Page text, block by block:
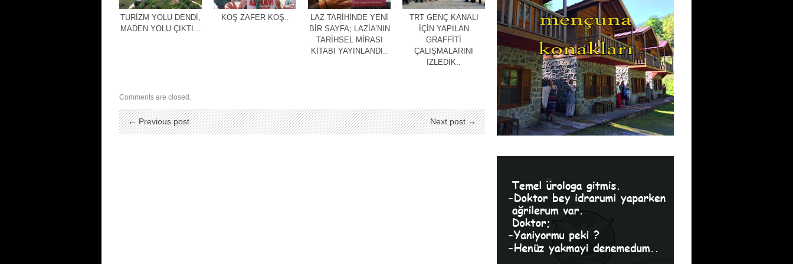
TURİZM YOLU DENDİ,
MADEN YOLU ÇIKTI…
KOŞ ZAFER KOŞ..
LAZ TARİHİNDE YENİ
BİR SAYFA; LAZİA’NIN
TARİHSEL MİRASI
KİTABI YAYINLANDI..
TRT GENÇ KANALI
İÇİN YAPILAN
GRAFFİTİ
ÇALIŞMALARINI
İZLEDİK..
Comments are closed.
← Previous post Next post →